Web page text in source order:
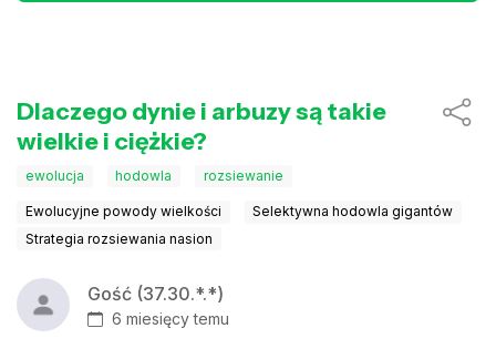
Dlaczego dynie i arbuzy są takie
wielkie i ciężkie?
ewolucja hodowla rozsiewanie
Ewolucyjne powody wielkości
Selektywna hodowla gigantów
Strategia rozsiewania nasion
Gość (37.30.*.*)
6 miesięcy temu